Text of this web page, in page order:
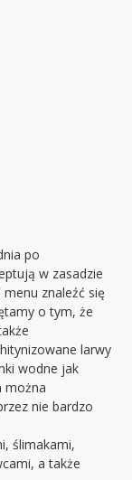
po
w zasadzie
znaleźć się
o tym, że
larwy
wodne jak
można
nie bardzo
ślimakami,
a także